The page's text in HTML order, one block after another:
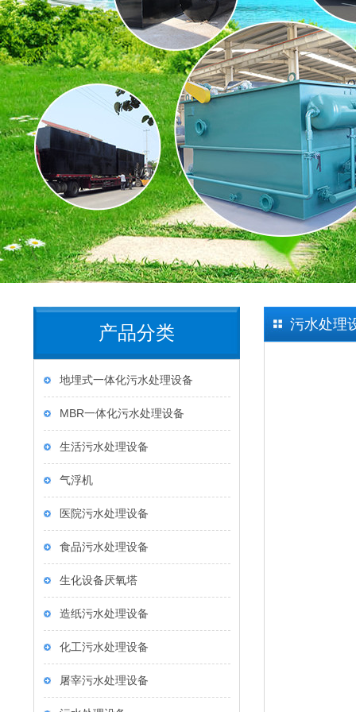
产品分类
地埋式一体化污水处理设备
MBR一体化污水处理设备
生活污水处理设备
气浮机
医院污水处理设备
食品污水处理设备
生化设备厌氧塔
造纸污水处理设备
化工污水处理设备
屠宰污水处理设备
污水处理